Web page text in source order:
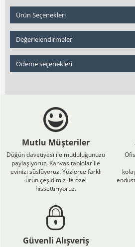
Ürün Seçenekleri
Değerlelendirmeler
Ödeme seçenekleri
Mutlu Müşteriler
Düğün davetiyesi ile mutluluğunuzu
paylaşıyoruz. Kanvas tablolar ile
evinizi süslüyoruz. Yüzlerce farklı
ürün çeşidimiz ile özel
hissettiriyoruz.
Güvenli Alışveriş